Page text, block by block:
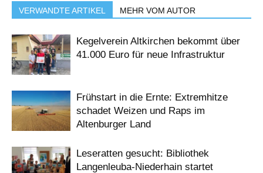
VERWANDTE ARTIKEL MEHR VOM AUTOR
Kegelverein Altkirchen bekommt über
41.000 Euro für neue Infrastruktur
Frühstart in die Ernte: Extremhitze
schadet Weizen und Raps im
Altenburger Land
Leseratten gesucht: Bibliothek
Langenleuba-Niederhain startet